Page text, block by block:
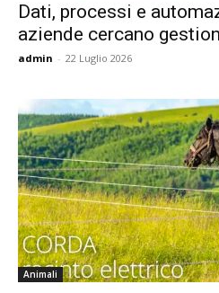
Dati, processi e
aziende cercano
admin - 22 Luglio 2026
Animali